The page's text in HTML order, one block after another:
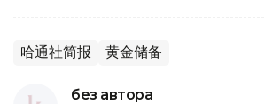
哈通社简报 黄金储备
без автора